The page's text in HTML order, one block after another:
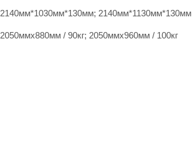
2140мм*1030мм*130мм; 2140мм*1130мм*130мм
2050ммх880мм / 90кг; 2050ммх960мм / 100кг